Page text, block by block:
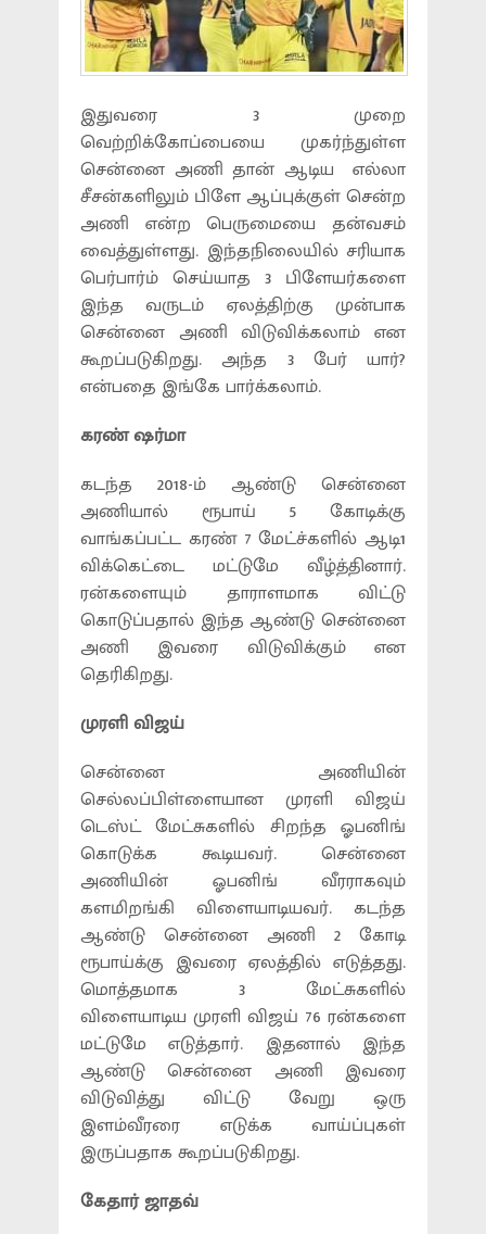
இதுவரை 3 முறை
வெற்றிக்கோப்பையை முகர்ந்துள்ள
சென்னை அணி தான் ஆடிய எல்லா
சீசன்களிலும் பிளே ஆப்புக்குள் சென்ற
அணி என்ற பெருமையை தன்வசம்
வைத்துள்ளது. இந்தநிலையில் சரியாக
பெர்பார்ம் செய்யாத 3 பிளேயர்களை
இந்த வருடம் ஏலத்திற்கு முன்பாக
சென்னை அணி விடுவிக்கலாம் என
கூறப்படுகிறது. அந்த 3 பேர் யார்?
என்பதை இங்கே பார்க்கலாம்.
கரண் ஷர்மா
கடந்த 2018-ம் ஆண்டு சென்னை
அணியால் ரூபாய் 5 கோடிக்கு
வாங்கப்பட்ட கரண் 7 மேட்ச்களில் ஆடி1
விக்கெட்டை மட்டுமே வீழ்த்தினார்.
ரன்களையும் தாராளமாக விட்டு
கொடுப்பதால் இந்த ஆண்டு சென்னை
அணி இவரை விடுவிக்கும் என
தெரிகிறது.
முரளி விஜய்
சென்னை அணியின்
செல்லப்பிள்ளையான முரளி விஜய்
டெஸ்ட் மேட்சுகளில் சிறந்த ஓபனிங்
கொடுக்க கூடியவர். சென்னை
அணியின் ஓபனிங் வீரராகவும்
களமிறங்கி விளையாடியவர். கடந்த
ஆண்டு சென்னை அணி 2 கோடி
ரூபாய்க்கு இவரை ஏலத்தில் எடுத்தது.
மொத்தமாக 3 மேட்சுகளில்
விளையாடிய முரளி விஜய் 76 ரன்களை
மட்டுமே எடுத்தார். இதனால் இந்த
ஆண்டு சென்னை அணி இவரை
விடுவித்து விட்டு வேறு ஒரு
இளம்வீரரை எடுக்க வாய்ப்புகள்
இருப்பதாக கூறப்படுகிறது.
கேதார் ஜாதவ்